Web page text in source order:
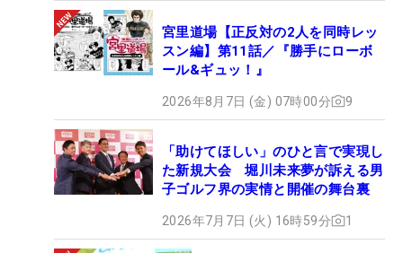
宮里道場【正反対の2人を同時レッ
スン編】第11話／『勝手にローボ
ール&ギュッ！』
2026年8月7日 (金) 07時00分 9
「助けてほしい」のひと言で実現し
た新規大会 堀川未来夢が訴える男
子ゴルフ界の実情と開催の舞台裏
2026年7月7日 (火) 16時59分 1